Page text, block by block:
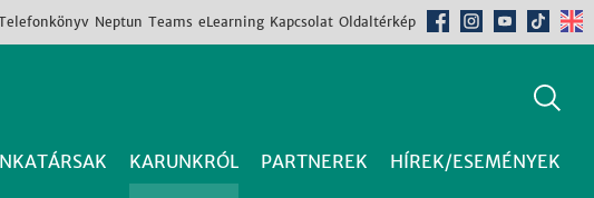
Neptun Teams eLearning Kapcsolat Oldaltérkép
KARUNKRÓL PARTNEREK HÍREK/ESEMÉNYEK